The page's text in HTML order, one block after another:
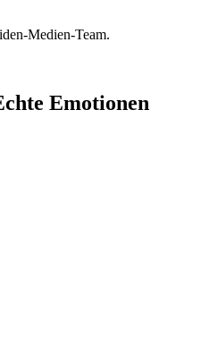
Medien-Team.
Emotionen